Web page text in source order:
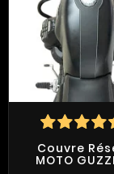
Couvre
MOTO